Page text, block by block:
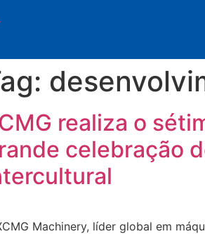
realiza o
celebração
Machinery, líder global em